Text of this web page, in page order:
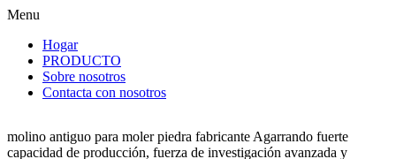
Menu
Hogar
PRODUCTO
Sobre nosotros
Contacta con nosotros
molino antiguo para moler piedra fabricante Agarrando fuerte
capacidad de producción, fuerza de investigación avanzada y